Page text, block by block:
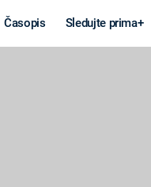
Časopis Sledujte prima+